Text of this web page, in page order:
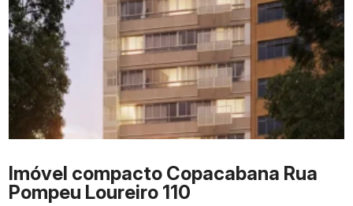
Imóvel compacto Copacabana Rua
Pompeu Loureiro 110